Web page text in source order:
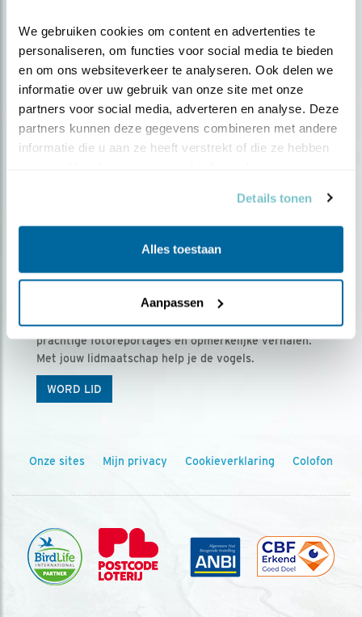
We gebruiken cookies om content en advertenties te
personaliseren, om functies voor social media te bieden
en om ons websiteverkeer te analyseren. Ook delen we
informatie over uw gebruik van onze site met onze
partners voor social media, adverteren en analyse. Deze
partners kunnen deze gegevens combineren met andere
informatie die u aan ze heeft verstrekt of die ze hebben
Details tonen
Alles toestaan
Aanpassen
Ontvang 5 x Vogels voor € 36,00 per jaar
Vogels is het tijdschrift voor onze leden, met
prachtige fotoreportages en opmerkelijke verhalen.
Met jouw lidmaatschap help je de vogels.
WORD LID
Onze sites Mijn privacy Cookieverklaring Colofon